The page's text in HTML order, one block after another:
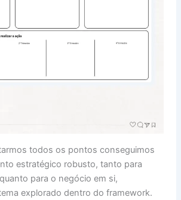
todos os pontos conseguimos
estratégico robusto, tanto para
para o negócio em si,
explorado dentro do framework.